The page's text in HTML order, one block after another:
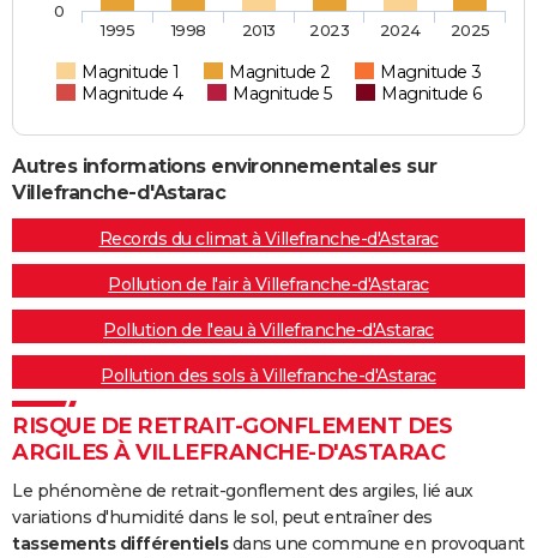
Magnitude 1 Magnitude 2
Magnitude 3
Magnitude 4
Magnitude 5 Magnitude 6
1995 1998 2013 2023 2024 2025
0
Autres informations environnementales sur
Villefranche-d'Astarac
Records du climat à Villefranche-d'Astarac
Pollution de l'air à Villefranche-d'Astarac
Pollution de l'eau à Villefranche-d'Astarac
Pollution des sols à Villefranche-d'Astarac
RISQUE DE RETRAIT-GONFLEMENT DES
ARGILES À VILLEFRANCHE-D'ASTARAC
Le phénomène de retrait-gonflement des argiles, lié aux
variations d'humidité dans le sol, peut entraîner des
tassements différentielsdans une commune en provoquant